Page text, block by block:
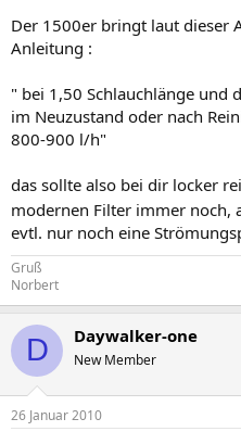
Der 1500er bringt laut dieser
Anleitung :
" bei 1,50 Schlauchlänge und
im Neuzustand oder nach
800-900 l/h"
das sollte also bei dir locker
modernen Filter immer noch,
evtl. nur noch eine
Gruß
Norbert
D Daywalker-one
New Member
26 Januar 2010